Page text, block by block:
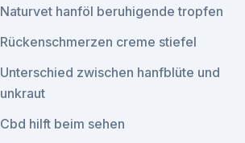
Naturvet hanföl beruhigende tropfen
Rückenschmerzen creme stiefel
Unterschied zwischen hanfblüte und
unkraut
Cbd hilft beim sehen